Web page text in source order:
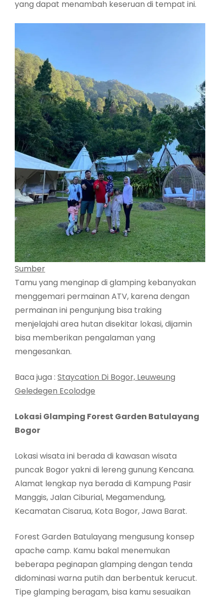
yang dapat menambah keseruan di tempat ini.
Sumber
Tamu yang menginap di glamping kebanyakan
menggemari permainan ATV, karena dengan
permainan ini pengunjung bisa traking
menjelajahi area hutan disekitar lokasi, dijamin
bisa memberikan pengalaman yang
mengesankan.
Baca juga : Staycation Di Bogor, Leuweung
Geledegen Ecolodge
Lokasi Glamping Forest Garden Batulayang
Bogor
Lokasi wisata ini berada di kawasan wisata
puncak Bogor yakni di lereng gunung Kencana.
Alamat lengkap nya berada di Kampung Pasir
Manggis, Jalan Ciburial, Megamendung,
Kecamatan Cisarua, Kota Bogor, Jawa Barat.
Forest Garden Batulayang mengusung konsep
apache camp. Kamu bakal menemukan
beberapa peginapan glamping dengan tenda
didominasi warna putih dan berbentuk kerucut.
Tipe glamping beragam, bisa kamu sesuaikan